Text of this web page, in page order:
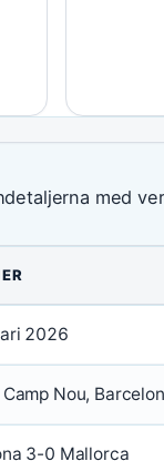
med
2026
Nou,
3-0 Mallorca